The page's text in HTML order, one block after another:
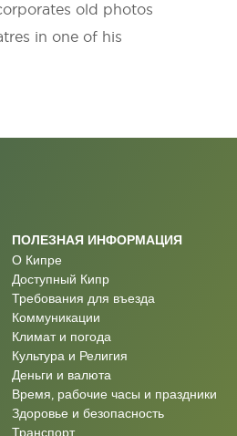
old photos
in one of his
ПОЛЕЗНАЯ ИНФОРМАЦИЯ
О Кипре
Доступный Кипр
Требования для въезда
Коммуникации
Климат и погода
Культура и Религия
Деньги и валюта
Время, рабочие часы и праздники
Здоровье и безопасность
Транспорт